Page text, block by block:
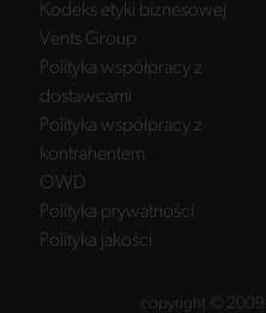
Kodeks etyki biznesowej
Vents Group
Polityka współpracy z
dostawcami
Polityka współpracy z
kontrahentem
OWD
Polityka prywatności
Polityka jakości
copyright ©